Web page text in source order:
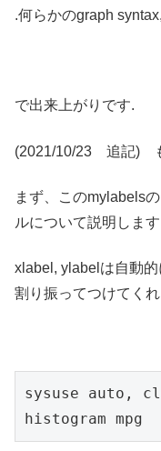
.何らかのgraph
で出来上がりです.
(2021/10/23 追記)
まず、このmylabels
ルについて説明します
xlabel, ylabelは自動
割り振ってつけてくれ
sysuse auto,
histogram mpg